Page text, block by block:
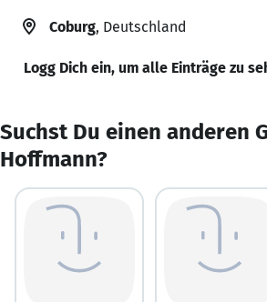
Coburg, Deutschland
Logg Dich ein, um alle Einträge zu
Suchst Du einen anderen
Hoffmann?